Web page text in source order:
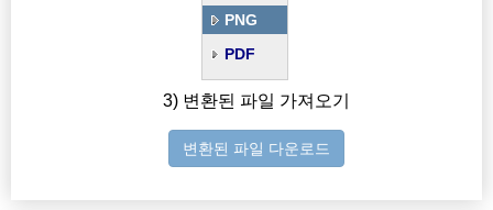
PNG
PDF
3) 변환된 파일 가져오기
변환된 파일 다운로드